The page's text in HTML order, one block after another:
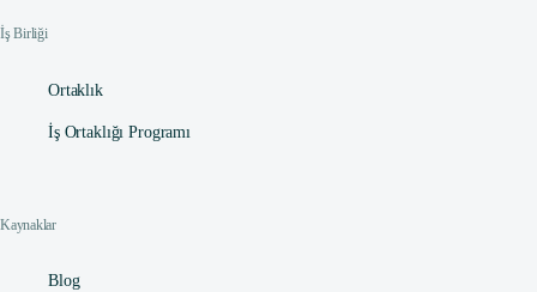
İş Birliği
Ortaklık
İş Ortaklığı Programı
Kaynaklar
Blog